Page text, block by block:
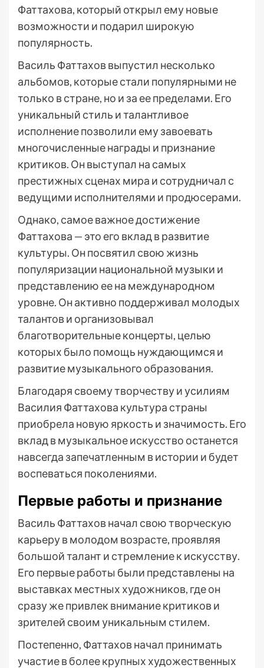
Фаттахова, который открыл ему новые
возможности и подарил широкую
популярность.
Василь Фаттахов выпустил несколько
альбомов, которые стали популярными не
только в стране, но и за ее пределами. Его
уникальный стиль и талантливое
исполнение позволили ему завоевать
многочисленные награды и признание
критиков. Он выступал на самых
престижных сценах мира и сотрудничал с
ведущими исполнителями и продюсерами.
Однако, самое важное достижение
Фаттахова — это его вклад в развитие
культуры. Он посвятил свою жизнь
популяризации национальной музыки и
представлению ее на международном
уровне. Он активно поддерживал молодых
талантов и организовывал
благотворительные концерты, целью
которых было помощь нуждающимся и
развитие музыкального образования.
Благодаря своему творчеству и усилиям
Василия Фаттахова культура страны
приобрела новую яркость и значимость. Его
вклад в музыкальное искусство останется
навсегда запечатленным в истории и будет
воспеваться поколениями.
Первые работы и признание
Василь Фаттахов начал свою творческую
карьеру в молодом возрасте, проявляя
большой талант и стремление к искусству.
Его первые работы были представлены на
выставках местных художников, где он
сразу же привлек внимание критиков и
зрителей своим уникальным стилем.
Постепенно, Фаттахов начал принимать
участие в более крупных художественных